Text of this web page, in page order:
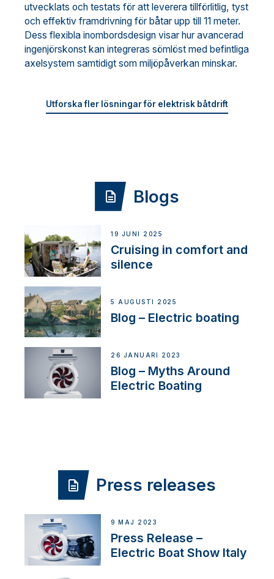
utvecklats och testats för att leverera tillförlitlig, tyst
och effektiv framdrivning för båtar upp till 11 meter.
Dess flexibla inombordsdesign visar hur avancerad
ingenjörskonst kan integreras sömlöst med befintliga
axelsystem samtidigt som miljöpåverkan minskar.
Utforska fler lösningar för elektrisk båtdrift
Blogs
19 JUNI 2025
Cruising in comfort and
silence
5 AUGUSTI 2025
Blog – Electric boating
26 JANUARI 2023
Blog – Myths Around
Electric Boating
Press releases
9 MAJ 2023
Press Release –
Electric Boat Show Italy